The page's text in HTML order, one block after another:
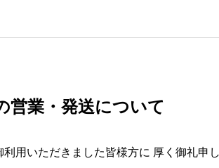
営業・発送について
用いただきました皆様方に 厚く御礼申し